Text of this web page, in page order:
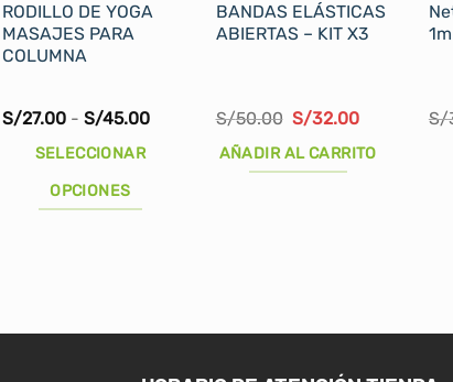
RODILLO DE YOGA
MASAJES PARA
COLUMNA
S/27.00 - S/45.00Rango
SELECCIONAR
OPCIONES
variantes.
BANDAS ELÁSTICAS
ABIERTAS – KIT X3
S/50.00 El
precio
original
era:
S/32.00El
actual
AÑADIR AL CARRITO
S/